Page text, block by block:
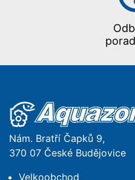
Nám. Bratří Čapků 9,
370 07 České Budějovice
Velkoobchod